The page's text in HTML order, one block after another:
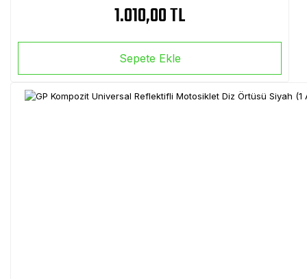
1.010,00 TL
Sepete Ekle